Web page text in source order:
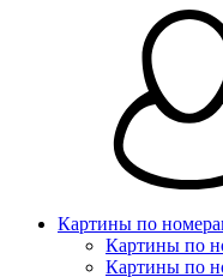
Картины по
Картины по
Картины по